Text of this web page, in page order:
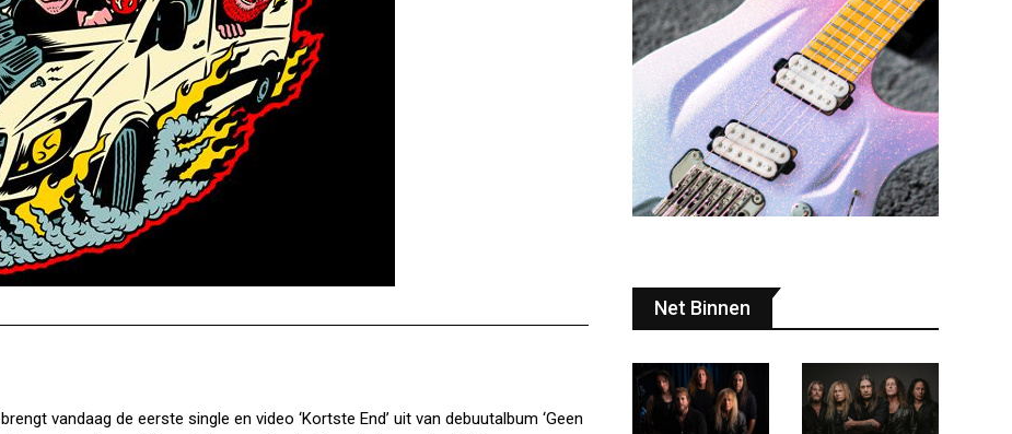
brengt vandaag de eerste single en video ‘Kortste End’ uit van debuutalbum ‘Geen
Net Binnen